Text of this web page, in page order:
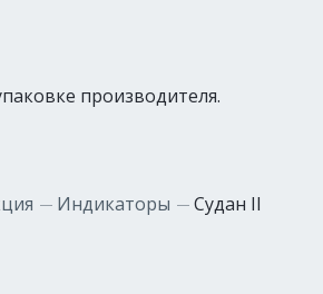
производителя.
Индикаторы Судан II